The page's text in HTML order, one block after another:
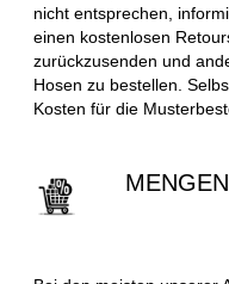
nicht entsprechen,
einen kostenlosen
zurückzusenden und
Hosen zu bestellen.
Kosten für die